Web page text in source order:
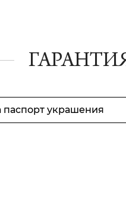
паспорт украшения